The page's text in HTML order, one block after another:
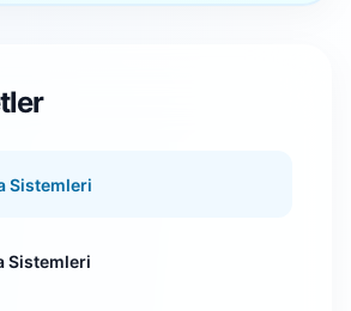
Sistemleri
Sistemleri